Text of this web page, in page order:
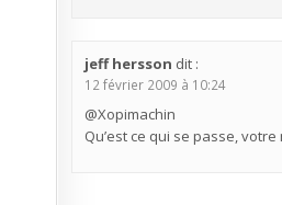
jeff hersson dit :
12 février 2009 à 10:24
@Xopimachin
Qu’est ce qui se passe,